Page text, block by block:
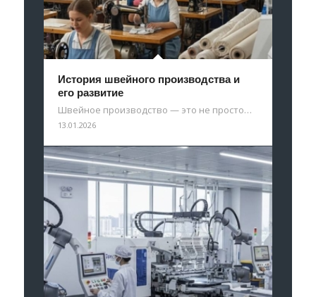
История швейного производства и
его развитие
Швейное производство — это не просто…
13.01.2026